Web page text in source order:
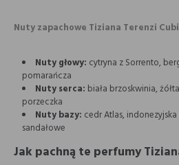
Nuty zapachowe Tiziana Terenzi
Nuty głowy: cytryna z Sorrento,
pomarańcza
Nuty serca: biała brzoskwinia,
porzeczka
Nuty bazy: cedr Atlas,
sandałowe
Jak pachną te perfumy